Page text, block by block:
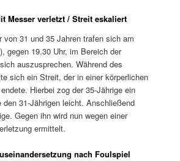
Messer verletzt / Streit eskaliert
von 31 und 35 Jahren trafen sich am
gegen 19.30 Uhr, im Bereich der
auszusprechen. Während des
sich ein Streit, der in einer körperlichen
Hierbei zog der 35-Jährige ein
31-Jährigen leicht. Anschließend
Gegen ihn wird nun wegen einer
ermittelt.
nach Foulspiel